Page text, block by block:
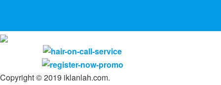
Copyright © 2019 iklanlah.com.